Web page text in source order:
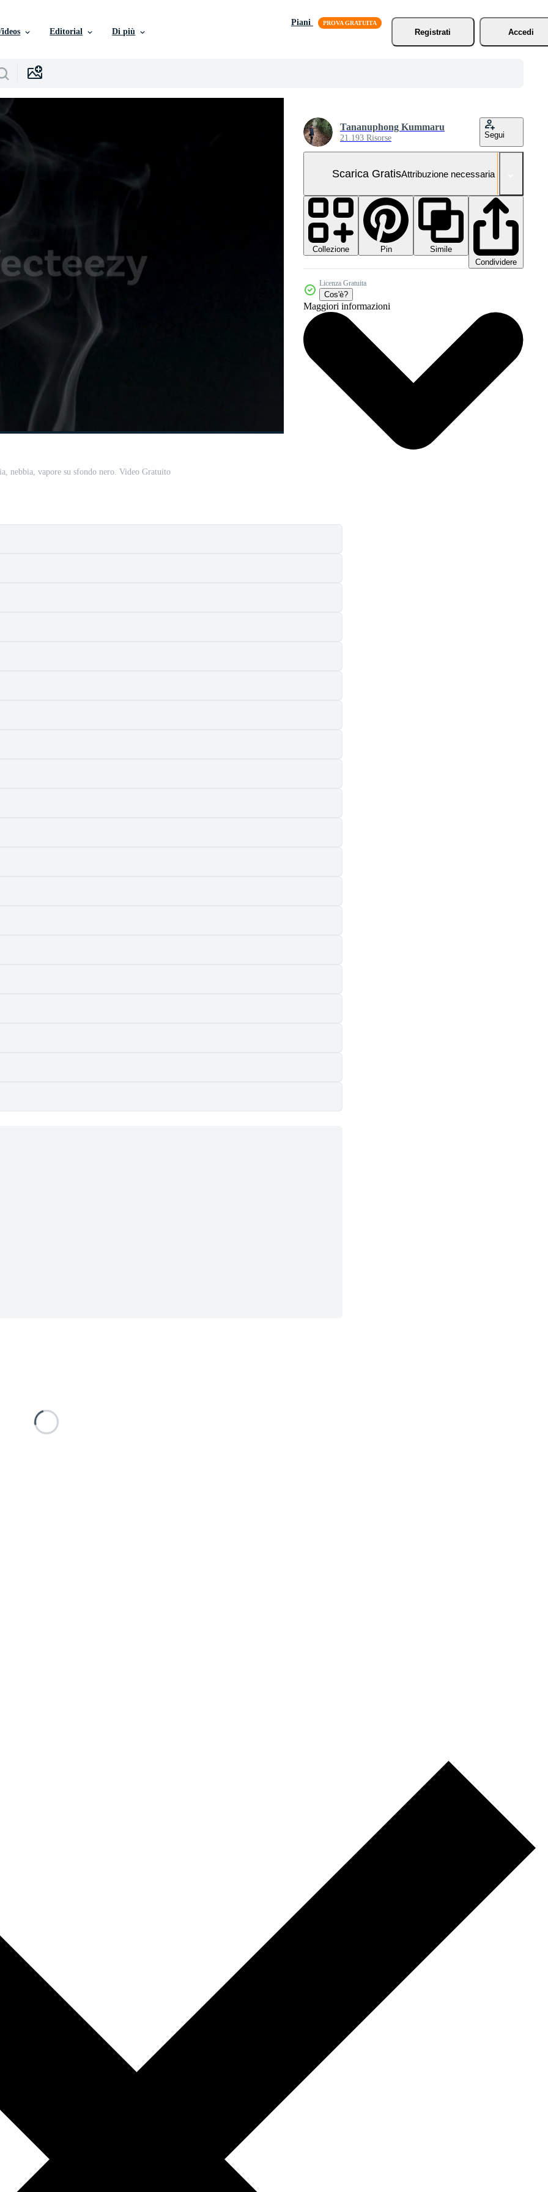
Editorial Di più
Piani
Registrati
Accedi
nebbia, vapore su sfondo nero. Video Gratuito
Tananuphong Kummaru
21.193 Risorse Segui
Scarica GratisAttribuzione necessaria
Collezione Pin
Simile
Condividere
Licenza Gratuita
Cos'è?
Maggiori informazioni